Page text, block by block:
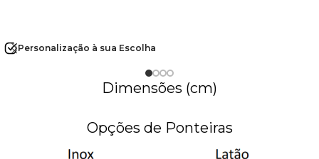
Personalização à sua Escolha
Dimensões (cm)
Opções de Ponteiras